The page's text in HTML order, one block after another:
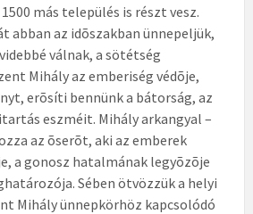
más település is részt vesz.
abban az idõszakban ünnepeljük,
válnak, a sötétség
Mihály az emberiség védõje,
erõsíti bennünk a bátorság, az
eszméit. Mihály arkangyal –
az õserõt, aki az emberek
a gonosz hatalmának legyõzõje
Sében ötvözzük a helyi
Mihály ünnepkörhöz kapcsolódó